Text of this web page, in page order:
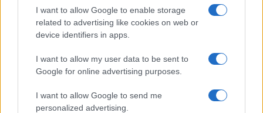
I want to allow Google to enable storage
related to advertising like cookies on web or
device identifiers in apps.
I want to allow my user data to be sent to
Google for online advertising purposes.
I want to allow Google to send me
personalized advertising.